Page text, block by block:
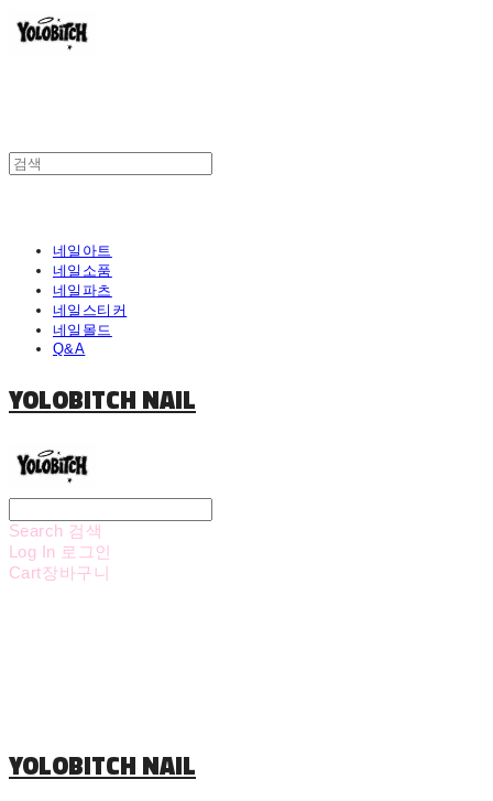
네일아트
네일소품
네일파츠
네일스티커
네일몰드
Q&A
YOLOBITCH NAIL
Search 검색
Log In 로그인
Cart장바구니
YOLOBITCH NAIL